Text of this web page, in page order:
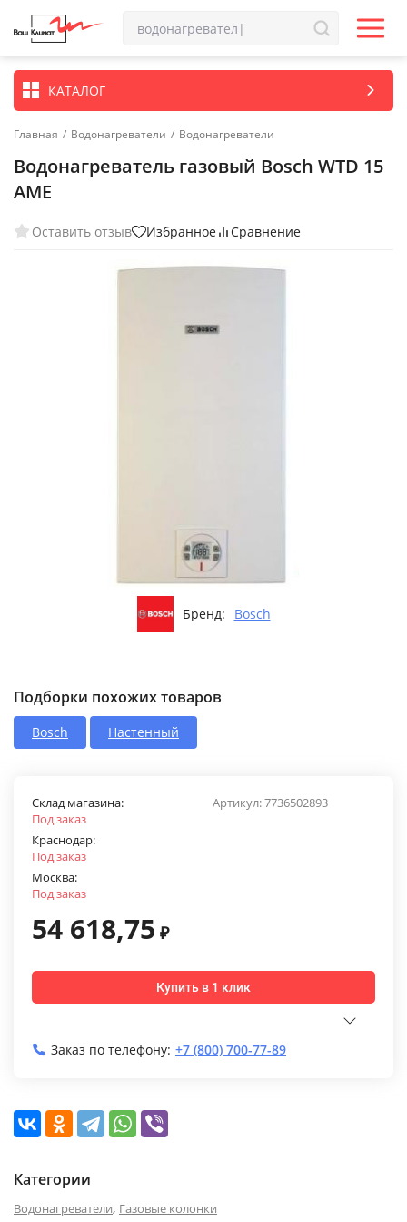
КАТАЛОГ
Главная / Водонагреватели / Водонагреватели
Водонагреватель газовый Bosch WTD 15
AME
Оставить отзыв Избранное Сравнение
Бренд: Bosch
Подборки похожих товаров
Bosch Настенный
Артикул:7736502893
Склад магазина:
Под заказ
Краснодар:
Под заказ
Москва:
Под заказ
54 618,75 ₽
Купить в 1 клик
Заказ по телефону: +7 (800) 700-77-89
Категории
Водонагреватели, Газовые колонки